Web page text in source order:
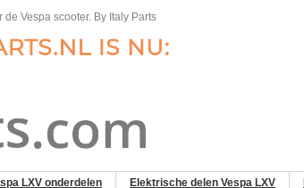
de Vespa scooter. By Italy Parts
LXV onderdelen Elektrische delen Vespa LXV